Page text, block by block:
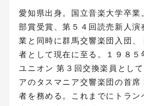
愛知県出身。国立音楽大学卒業
部賞受賞、第５４回読売新人演
業と同時に群馬交響楽団入団、
者として現在に至る。１９８５
ユニオン 第３回交換楽員とし
アのタスマニア交響楽団の首席
者を務める。これまでにトラン